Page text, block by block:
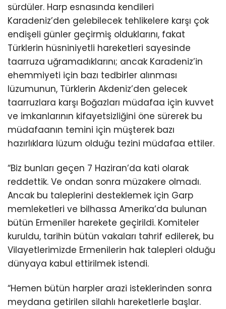
sürdüler. Harp esnasında kendileri
Karadeniz’den gelebilecek tehlikelere karşı çok
endişeli günler geçirmiş olduklarını, fakat
Türklerin hüsniniyetli hareketleri sayesinde
taarruza uğramadıklarını; ancak Karadeniz’in
ehemmiyeti için bazı tedbirler alınması
lüzumunun, Türklerin Akdeniz’den gelecek
taarruzlara karşı Boğazları müdafaa için kuvvet
ve imkanlarının kifayetsizliğini öne sürerek bu
müdafaanın temini için müşterek bazı
hazırlıklara lüzum olduğu tezini müdafaa ettiler.
“Biz bunları geçen 7 Haziran’da kati olarak
reddettik. Ve ondan sonra müzakere olmadı.
Ancak bu taleplerini desteklemek için Garp
memleketleri ve bilhassa Amerika’da bulunan
bütün Ermeniler harekete geçirildi. Komiteler
kuruldu, tarihin bütün vakaları tahrif edilerek, bu
Vilayetlerimizde Ermenilerin hak talepleri olduğu
dünyaya kabul ettirilmek istendi.
“Hemen bütün harpler arazi isteklerinden sonra
meydana getirilen silahlı hareketlerle başlar.